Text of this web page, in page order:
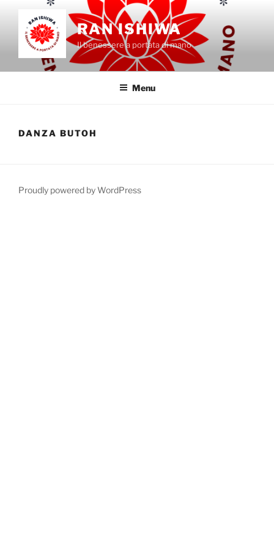
contenuto
RAN ISHIWA
Il benessere a portata di mano
Menu
DANZA BUTOH
Proudly powered by WordPress